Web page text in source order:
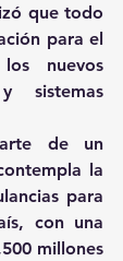
que todo
para el
nuevos
sistemas
de un
la
para
con una
millones